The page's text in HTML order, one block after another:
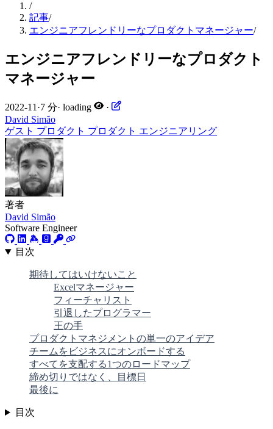
/
記事/
エンジニアフレンドリーなプロダクトマネージャー/
エンジニアフレンドリーなプロダクト
マネージャー
2022-11 ·7 分· loading
·
David Simão
ゲスト プロダクト プロダクト エンジニアリング
著者
David Simão
Software Engineer
目次
期待してはいけないこと
Excelマネージャー
フィーチャリスト
引退したプログラマー
王の手
プロダクトマネジメントの単一のアイデア
チームをビジネスにオンボードする
すべてを支配する1つのロードマップ
締め切りではなく、目標日
最後に
目次